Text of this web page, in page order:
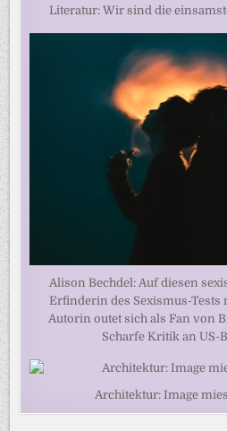
Literatur: Wir sind die
Alison Bechdel: Auf diesen
Erfinderin des Sexismus-Tests
Autorin outet sich als Fan von
Scharfe Kritik an US-
Architektur: Image